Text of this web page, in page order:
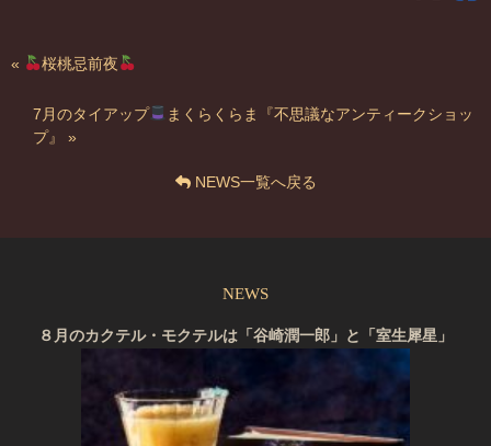
« 桜桃忌前夜
7月のタイアップ
まくらくらま『不思議なアンティークショッ
プ』 »
NEWS一覧へ戻る
NEWS
８月のカクテル・モクテルは「谷崎潤一郎」と「室生犀星」